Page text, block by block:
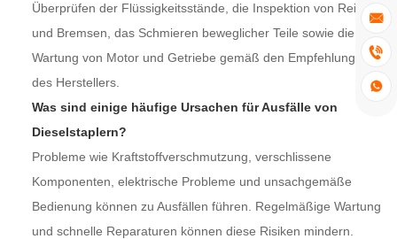



Überprüfen der Flüssigkeitsstände, die Inspektion von Reifen
und Bremsen, das Schmieren beweglicher Teile sowie die
Wartung von Motor und Getriebe gemäß den Empfehlungen
des Herstellers.
Was sind einige häufige Ursachen für Ausfälle von
Dieselstaplern?
Probleme wie Kraftstoffverschmutzung, verschlissene
Komponenten, elektrische Probleme und unsachgemäße
Bedienung können zu Ausfällen führen. Regelmäßige Wartung
und schnelle Reparaturen können diese Risiken mindern.